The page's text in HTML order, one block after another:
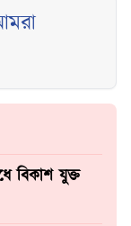
বিকাশ যুক্ত